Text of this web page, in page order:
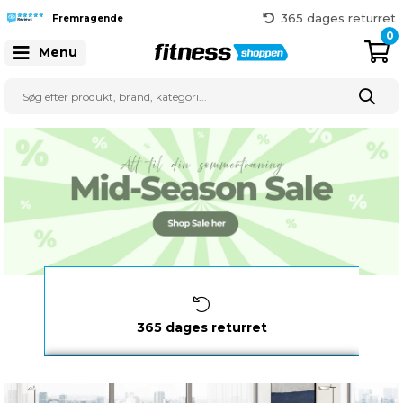
365 dages returret
Gratis fragt over 999 kr.
41 128 128
Fremragende
Menu
0
Hurtig levering
1-3 hverdage
365 dages returret